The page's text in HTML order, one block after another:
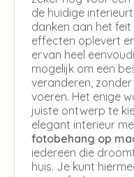
de huidige
danken aan het
effecten oplevert
ervan heel
mogelijk om een
veranderen,
voeren. Het enige
juiste ontwerp te
elegant interieur
fotobehang op
iedereen die
huis. Je kunt